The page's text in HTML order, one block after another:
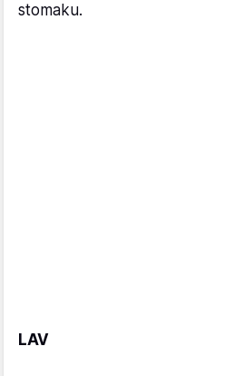
stomaku.
LAV